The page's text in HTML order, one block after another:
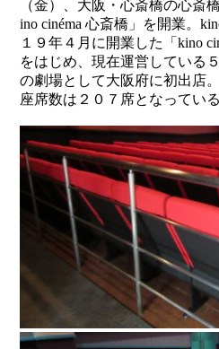
（金）、大阪・心斎橋の心斎
ino cinéma 心斎橋」を開業。
１９年４月に開業した「kino
をはじめ、現在運営している
の劇場として大阪府に初出店
座席数は２０７席となっている